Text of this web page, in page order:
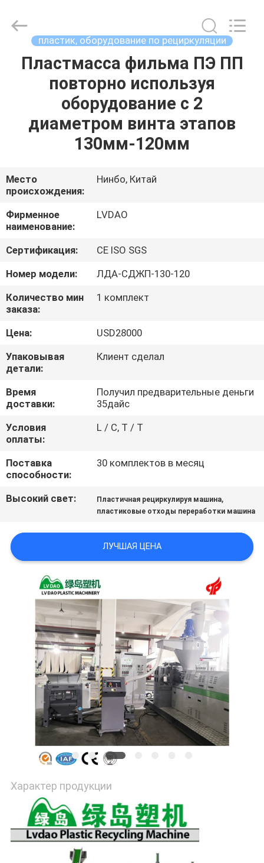
ДОМ
ПРОДУКТЫ
ПУТЕШЕСТВИЕ
ФАБРИКИ
ПРОВЕРКА
КАЧЕСТВА
СВЯЖИТЕСЬ
МЫ
НОВОСТИ
СПРОСИТЕ
ЦИТАТУ
КАРТА
POLICY
TRADE
CO.,LTD..
Developed
пластик, оборудование по рециркуляции
Пластмасса фильма ПЭ ПП
повторно используя
оборудование с 2
диаметром винта этапов
130мм-120мм
Место
происхождения:
Нинбо, Китай
Фирменное
наименование:
LVDAO
Сертификация:
CE ISO SGS
Номер модели:
ЛДА-СДЖП-130-120
Количество мин
заказа:
1 комплект
Цена:
USD28000
Упаковывая
детали:
Клиент сделал
Время
доставки:
Получил предварительные деньги
35дайс
Условия
оплаты:
L / C, T / T
Поставка
способности:
30 комплектов в месяц
Высокий свет: Пластичная рециркулируя машина,
пластиковые отходы переработки машина
ЛУЧШАЯ ЦЕНА
Характер продукции